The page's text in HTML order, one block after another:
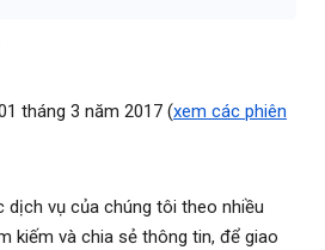
tháng 3 năm 2017 (xem các phiên
dịch vụ của chúng tôi theo nhiều
kiếm và chia sẻ thông tin, để giao